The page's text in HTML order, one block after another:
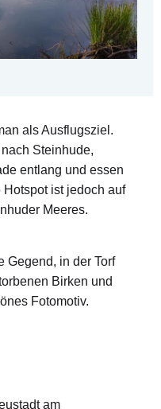
als Ausflugsziel.
Steinhude,
entlang und essen
ist jedoch auf
Meeres.
Gegend, in der Torf
Birken und
Fotomotiv.
am